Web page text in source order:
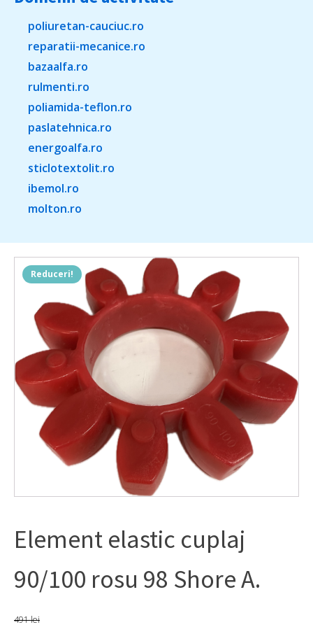
poliuretan-cauciuc.ro
reparatii-mecanice.ro
bazaalfa.ro
rulmenti.ro
poliamida-teflon.ro
paslatehnica.ro
energoalfa.ro
sticlotextolit.ro
ibemol.ro
molton.ro
Reduceri!
Element elastic cuplaj
90/100 rosu 98 Shore A.
491lei